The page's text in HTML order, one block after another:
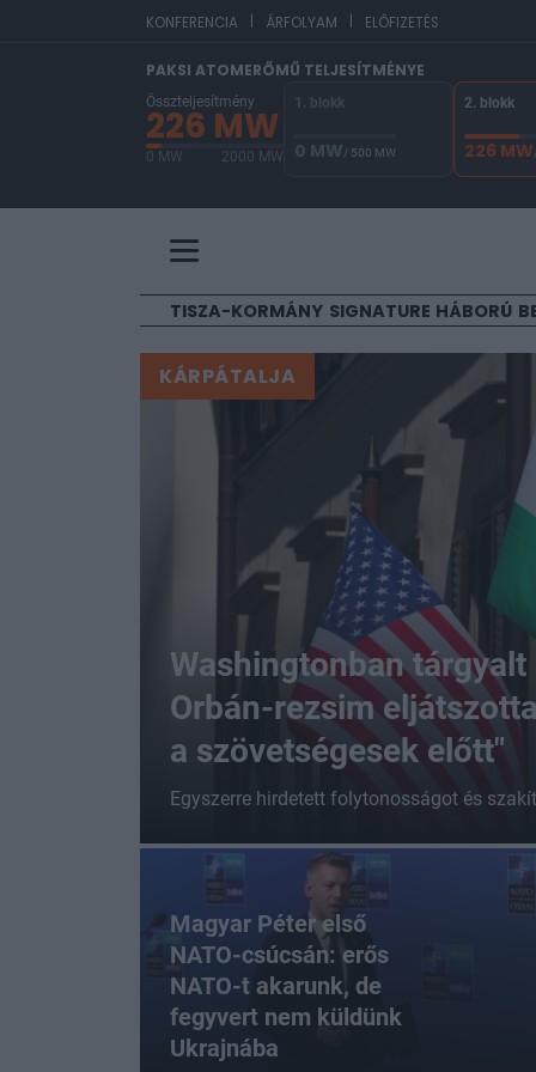
KONFERENCIA | ÁRFOLYAM | ELŐFIZETÉS
EUR/HUF
PAKSI ATOMERŐMŰ TELJESÍTMÉNYE
Összteljesítmény
226 MW
0 MW 2000 MW
1. blokk
0 MW/ 500 MW
2. blokk
226 MW
TISZA-KORMÁNY SIGNATURE HÁBORÚ
KÁRPÁTALJA
Washingtonban
Orbán-rezsim
a szövetségesek előtt"
Egyszerre hirdetett folytonosságot és
Magyar Péter első
NATO-csúcsán: erős
NATO-t akarunk, de
fegyvert nem küldünk
Ukrajnába